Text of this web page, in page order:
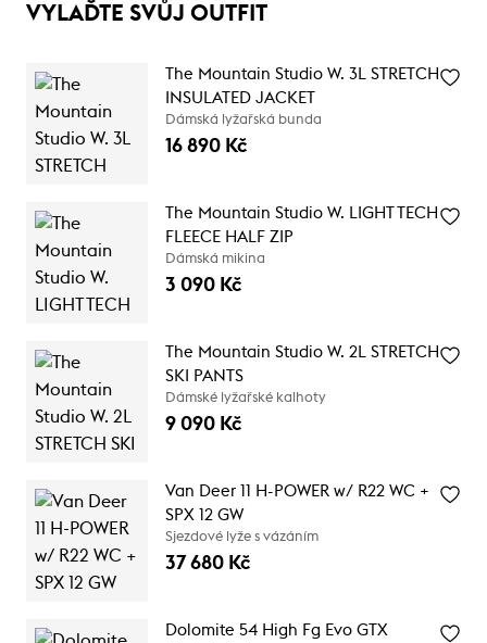
VYLAĎTE SVŮJ OUTFIT
The Mountain Studio W. 3L STRETCH
INSULATED JACKET
Dámská lyžařská bunda
16 890 Kč
The Mountain Studio W. LIGHT TECH
FLEECE HALF ZIP
Dámská mikina
3 090 Kč
The Mountain Studio W. 2L STRETCH
SKI PANTS
Dámské lyžařské kalhoty
9 090 Kč
Van Deer 11 H-POWER w/ R22 WC +
SPX 12 GW
Sjezdové lyže s vázáním
37 680 Kč
Dolomite 54 High Fg Evo GTX